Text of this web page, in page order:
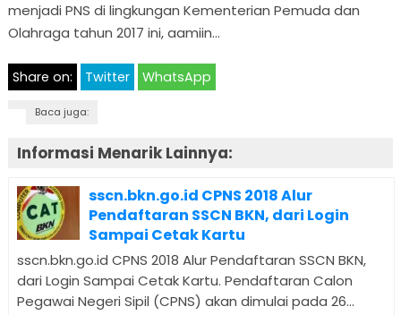
menjadi PNS di lingkungan Kementerian Pemuda dan
Olahraga tahun 2017 ini, aamiin…
Share on: Twitter WhatsApp
Baca juga:
Informasi Menarik Lainnya:
sscn.bkn.go.id CPNS 2018 Alur
Pendaftaran SSCN BKN, dari Login
Sampai Cetak Kartu
sscn.bkn.go.id CPNS 2018 Alur Pendaftaran SSCN BKN,
dari Login Sampai Cetak Kartu. Pendaftaran Calon
Pegawai Negeri Sipil (CPNS) akan dimulai pada 26...